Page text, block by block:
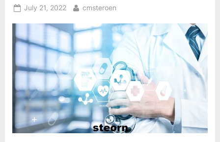
Posted
July 21, 2022 By
cmsteroen